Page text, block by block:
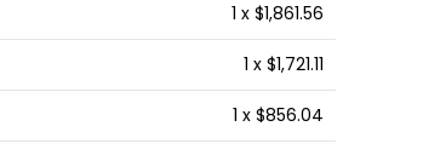
1 x $1,861.56
1 x $1,721.11
1 x $856.04